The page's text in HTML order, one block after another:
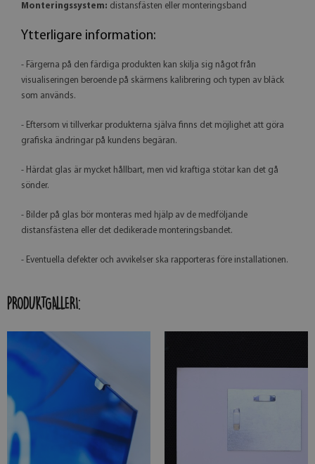
Monteringssystem: distansfästen eller monteringsband
Ytterligare information:
- Färgerna på den färdiga produkten kan skilja sig något från
visualiseringen beroende på skärmens kalibrering och typen av bläck
som används.
- Eftersom vi tillverkar produkterna själva finns det möjlighet att göra
grafiska ändringar på kundens begäran.
- Härdat glas är mycket hållbart, men vid kraftiga stötar kan det gå
sönder.
- Bilder på glas bör monteras med hjälp av de medföljande
distansfästena eller det dedikerade monteringsbandet.
- Eventuella defekter och avvikelser ska rapporteras före installationen.
PRODUKTGALLERI: